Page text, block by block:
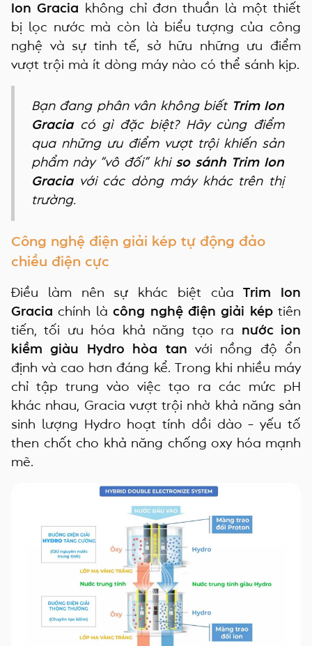
Ion Gracia không chỉ đơn thuần là một thiết
bị lọc nước mà còn là biểu tượng của công
nghệ và sự tinh tế, sở hữu những ưu điểm
vượt trội mà ít dòng máy nào có thể sánh kịp.
Bạn đang phân vân không biết Trim Ion
Graciacó gì đặc biệt? Hãy cùng điểm
qua những ưu điểm vượt trội khiến sản
phẩm này “vô đối” khi so sánh Trim Ion
Graciavới các dòng máy khác trên thị
trường.
Công nghệ điện giải kép tự động đảo
chiều điện cực
Điều làm nên sự khác biệt củaTrim Ion
Gracia chính làcông nghệ điện giải képtiên
tiến, tối ưu hóa khả năng tạo ra nước ion
kiềm giàu Hydro hòa tan với nồng độ ổn
định và cao hơn đáng kể. Trong khi nhiều máy
chỉ tập trung vào việc tạo ra các mức pH
khác nhau, Gracia vượt trội nhờ khả năng sản
sinh lượng Hydro hoạt tính dồi dào – yếu tố
then chốt cho khả năng chống oxy hóa mạnh
mẽ.